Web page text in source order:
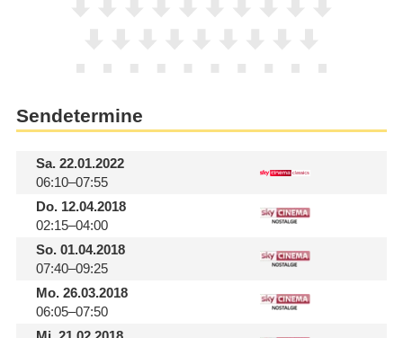
Sendetermine
Sa.22.01.2022
06:10–07:55
Do.12.04.2018
02:15–04:00
So.01.04.2018
07:40–09:25
Mo.26.03.2018
06:05–07:50